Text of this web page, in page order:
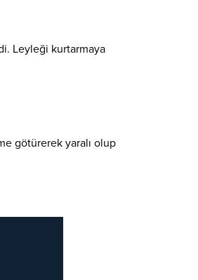
Leyleği kurtarmaya
götürerek yaralı olup